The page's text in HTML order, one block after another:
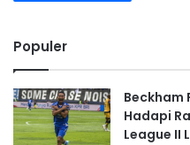
Populer
Beckham
Hadapi
League II